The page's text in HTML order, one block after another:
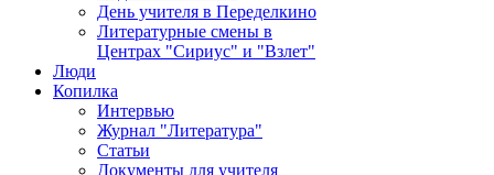
День учителя в Переделкино
Литературные смены в
Центрах "Сириус" и "Взлет"
Люди
Копилка
Интервью
Журнал "Литература"
Статьи
Документы для учителя